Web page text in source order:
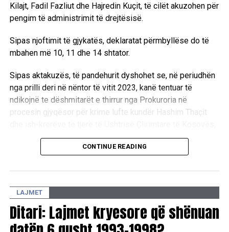
Kilajt, Fadil Fazliut dhe Hajredin Kuçit, të cilët akuzohen për
pengim të administrimit të drejtësisë.
Sipas njoftimit të gjykatës, deklaratat përmbyllëse do të
mbahen më 10, 11 dhe 14 shtator.
Sipas aktakuzës, të pandehurit dyshohet se, në periudhën
nga prilli deri në nëntor të vitit 2023, kanë tentuar të
ndikojnë te dëshmitarët e thirrur nga Prokuroria në
procesin gjyqësor për krime lufte kundër Hashim Thaçit
Kadri Veselit, Jakup Krasniqit dhe Rexhep Selimit.
personave zyrtarë në kryerjen e detyrave zyrtare, si dhe
mosbindje ndaj gjykatës.
Ndërkaq, ndaj Bashkim Smakajt, Isni Kilajt dhe Fadil Fazliut
CONTINUE READING
LAJMET
Ditari: Lajmet kryesore që shënuan